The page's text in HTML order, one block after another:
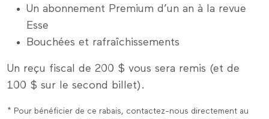
Un abonnement Premium d’un an à la revue
Esse
Bouchées et rafraîchissements
Un reçu fiscal de 200 $ vous sera remis (et de
100 $ sur le second billet).
* Pour bénéficier de ce rabais, contactez-nous directement au